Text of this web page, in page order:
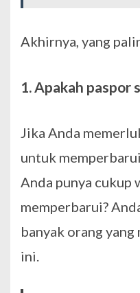
Akhirnya, yang
1. Apakah paspor
Jika Anda
untuk
Anda punya cukup
memperbarui?
banyak orang yang
ini.